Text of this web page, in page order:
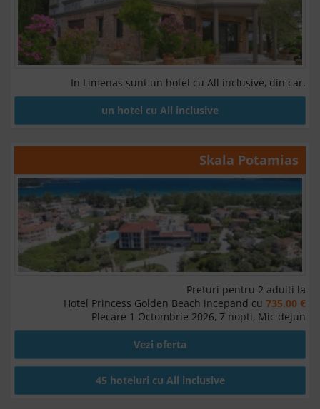
In Limenas sunt un hotel cu All inclusive, din car.
un hotel cu All inclusive
Skala Potamias
Preturi pentru 2 adulti la
Hotel Princess Golden Beach incepand cu 735.00 €
Plecare 1 Octombrie 2026, 7 nopti, Mic dejun
Vezi oferta
45 hoteluri cu All inclusive